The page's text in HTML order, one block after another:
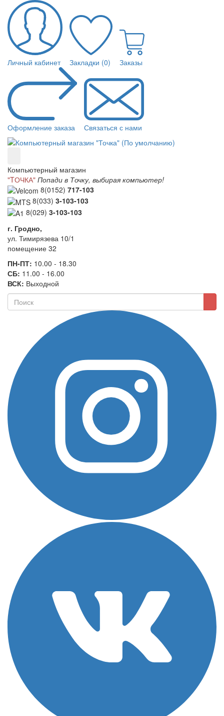
Личный кабинет Закладки (0) Заказы
Оформление заказа Связаться с нами
Компьютерный магазин
"TОЧКА" Попади в Точку, выбирая компьютер!
8(0152) 717-103
8(033) 3-103-103
8(029) 3-103-103
г. Гродно,
ул. Тимирязева 10/1
помещение 32
ПН-ПТ: 10.00 - 18.30
СБ: 11.00 - 16.00
ВСК: Выходной